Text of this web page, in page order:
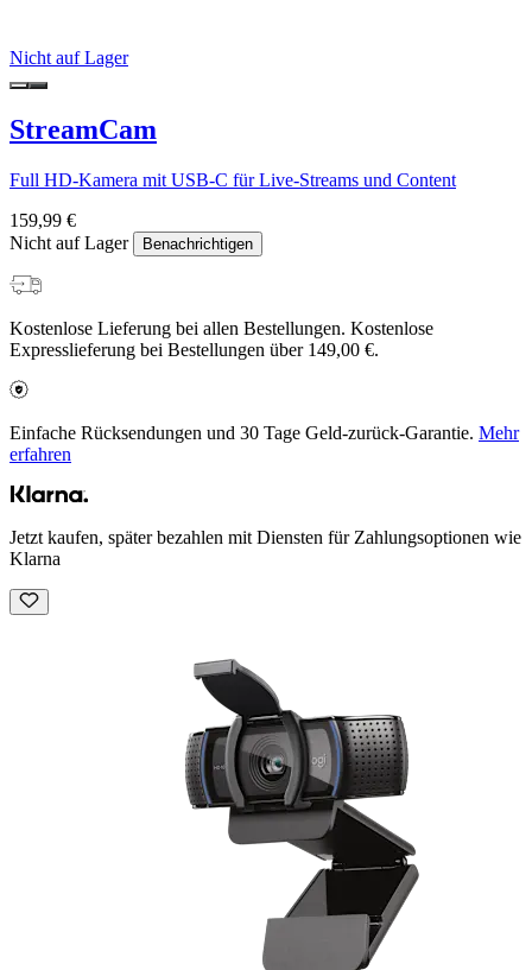
Nicht auf Lager
StreamCam
Full HD-Kamera mit USB-C für Live-Streams und Content
159,99 €
Nicht auf Lager
Benachrichtigen
Kostenlose Lieferung bei allen Bestellungen. Kostenlose
Expresslieferung bei Bestellungen über 149,00 €.
Einfache Rücksendungen und 30 Tage Geld-zurück-Garantie. Mehr
erfahren
Jetzt kaufen, später bezahlen mit Diensten für Zahlungsoptionen wie
Klarna